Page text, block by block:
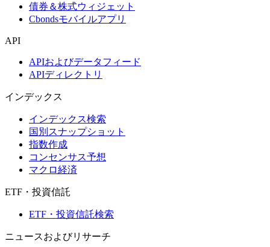
債券＆株式ウィジェット
Cbondsモバイルアプリ
API
APIおよびデータフィード
APIディレクトリ
インデックス
インデックス検索
国別スナップショット
指数作成
コンセンサス予想
マクロ経済
ETF・投資信託
ETF・投資信託検索
ニュースおよびリサーチ